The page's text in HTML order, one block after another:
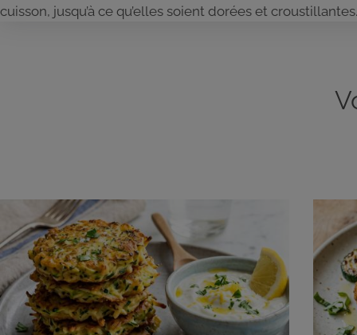
cuisson, jusqu’à ce qu’elles soient dorées et croustillantes.